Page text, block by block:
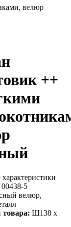
велюр
++
00438-5
велюр,
Ш138 х